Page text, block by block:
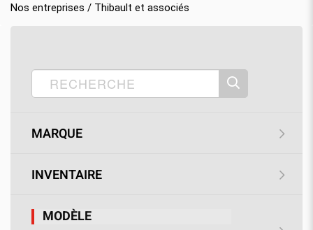
Nos entreprises / Thibault et associés
MARQUE
INVENTAIRE
MODÈLE